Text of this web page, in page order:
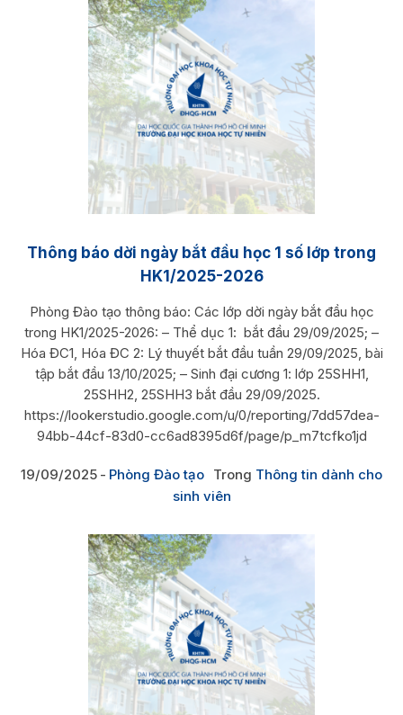
Thông báo dời ngày bắt đầu học 1 số lớp trong
HK1/2025-2026
Phòng Đào tạo thông báo: Các lớp dời ngày bắt đầu học
trong HK1/2025-2026: – Thể dục 1: bắt đầu 29/09/2025; –
Hóa ĐC1, Hóa ĐC 2: Lý thuyết bắt đầu tuần 29/09/2025, bài
tập bắt đầu 13/10/2025; – Sinh đại cương 1: lớp 25SHH1,
25SHH2, 25SHH3 bắt đầu 29/09/2025.
https://lookerstudio.google.com/u/0/reporting/7dd57dea-
94bb-44cf-83d0-cc6ad8395d6f/page/p_m7tcfko1jd
19/09/2025 Phòng Đào tạo Trong Thông tin dành cho
sinh viên